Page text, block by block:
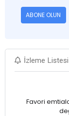
ABONE OLUN
İzleme Listesi
Favori